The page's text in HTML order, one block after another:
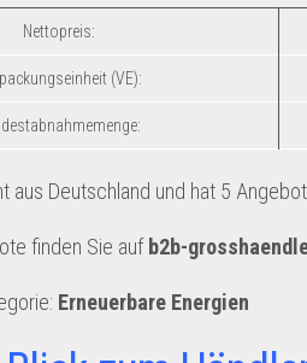
Nettopreis:
(VE):
aus Deutschland und hat 5
finden Sie auf b2b-
Erneuerbare Energien